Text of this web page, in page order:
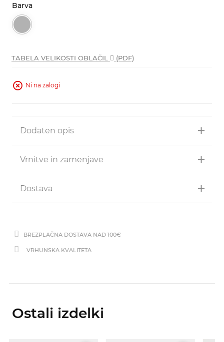
Barva
TABELA VELIKOSTI OBLAČIL (PDF)
Ni na zalogi
Dodaten opis
Vrnitve in zamenjave
Dostava
BREZPLAČNA DOSTAVA NAD 100€
VRHUNSKA KVALITETA
Ostali izdelki